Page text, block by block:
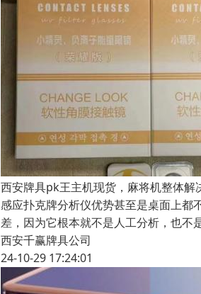
西安牌具pk王主机现货，麻将机整体解
感应扑克牌分析仪优势甚至是桌面上都
差，因为它根本就不是人工分析，也不
西安千赢牌具公司
24-10-29 17:24:01